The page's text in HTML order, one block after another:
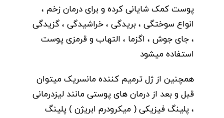
پوست کمک شایانی کرده و برای درمان زخم ،
انواع سوختگی ، بریدگی ، خراشیدگی ، گزیدگی
، جای جوش ، اگزما ، التهاب و قرمزی پوست
استفاده میشود
همچنین از ژل ترمیم کننده مانسریک میتوان
قبل و بعد از درمان های پوستی مانند لیزدرمانی
، پلینگ فیزیکی ( میکرودرم ابریژن ) پلینگ